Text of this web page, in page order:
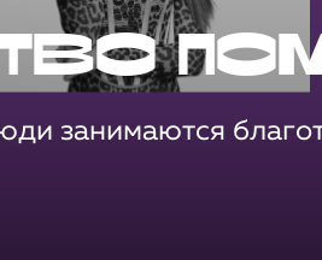
занимаются